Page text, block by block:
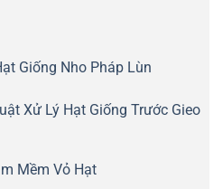
Giống Nho Pháp Lùn
Xử Lý Hạt Giống Trước Gieo
Mềm Vỏ Hạt